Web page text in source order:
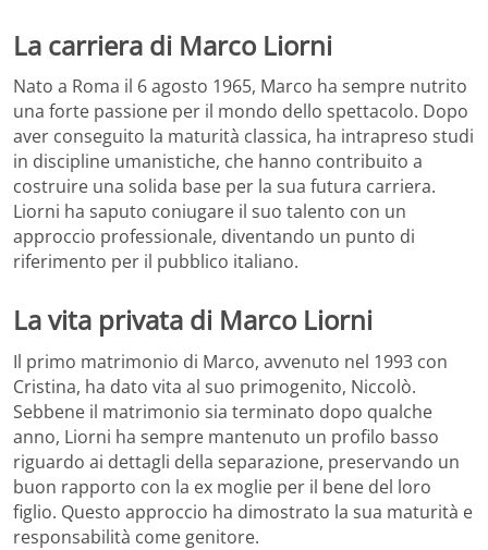
La carriera di Marco Liorni
Nato a Roma il 6 agosto 1965, Marco ha sempre nutrito
una forte passione per il mondo dello spettacolo. Dopo
aver conseguito la maturità classica, ha intrapreso studi
in discipline umanistiche, che hanno contribuito a
costruire una solida base per la sua futura carriera.
Liorni ha saputo coniugare il suo talento con un
approccio professionale, diventando un punto di
riferimento per il pubblico italiano.
La vita privata di Marco Liorni
Il primo matrimonio di Marco, avvenuto nel 1993 con
Cristina, ha dato vita al suo primogenito, Niccolò.
Sebbene il matrimonio sia terminato dopo qualche
anno, Liorni ha sempre mantenuto un profilo basso
riguardo ai dettagli della separazione, preservando un
buon rapporto con la ex moglie per il bene del loro
figlio. Questo approccio ha dimostrato la sua maturità e
responsabilità come genitore.